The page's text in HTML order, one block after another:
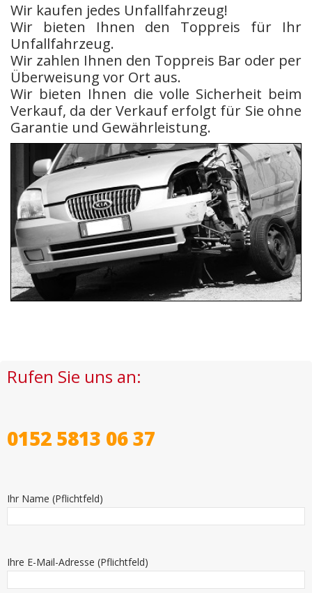
Wir kaufen jedes Unfallfahrzeug!
Wir bieten Ihnen den Toppreis für Ihr
Unfallfahrzeug.
Wir zahlen Ihnen den Toppreis Bar oder per
Überweisung vor Ort aus.
Wir bieten Ihnen die volle Sicherheit beim
Verkauf, da der Verkauf erfolgt für Sie ohne
Garantie und Gewährleistung.
Rufen Sie uns an:
0152 5813 06 37
Ihr Name (Pflichtfeld)
Ihre E-Mail-Adresse (Pflichtfeld)